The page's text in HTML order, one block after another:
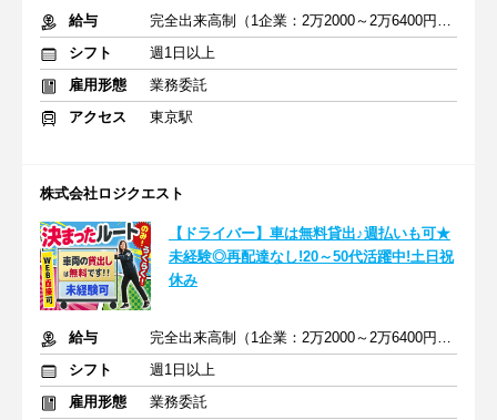
給与
完全出来高制（1企業：2万2000～2万6400円※1日あたり）
シフト
週1日以上
雇用形態
業務委託
アクセス
東京駅
株式会社ロジクエスト
【ドライバー】車は無料貸出♪週払いも可★
未経験◎再配達なし!20～50代活躍中!土日祝
休み
給与
完全出来高制（1企業：2万2000～2万6400円※1日あたり）
シフト
週1日以上
雇用形態
業務委託